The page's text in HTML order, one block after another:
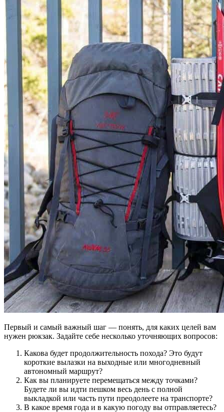
Первый и самый важный шаг — понять, для каких целей вам
нужен рюкзак. Задайте себе несколько уточняющих вопросов:
Какова будет продолжительность похода? Это будут
короткие вылазки на выходные или многодневный
автономный маршрут?
Как вы планируете перемещаться между точками?
Будете ли вы идти пешком весь день с полной
выкладкой или часть пути преодолеете на транспорте?
В какое время года и в какую погоду вы отправляетесь?